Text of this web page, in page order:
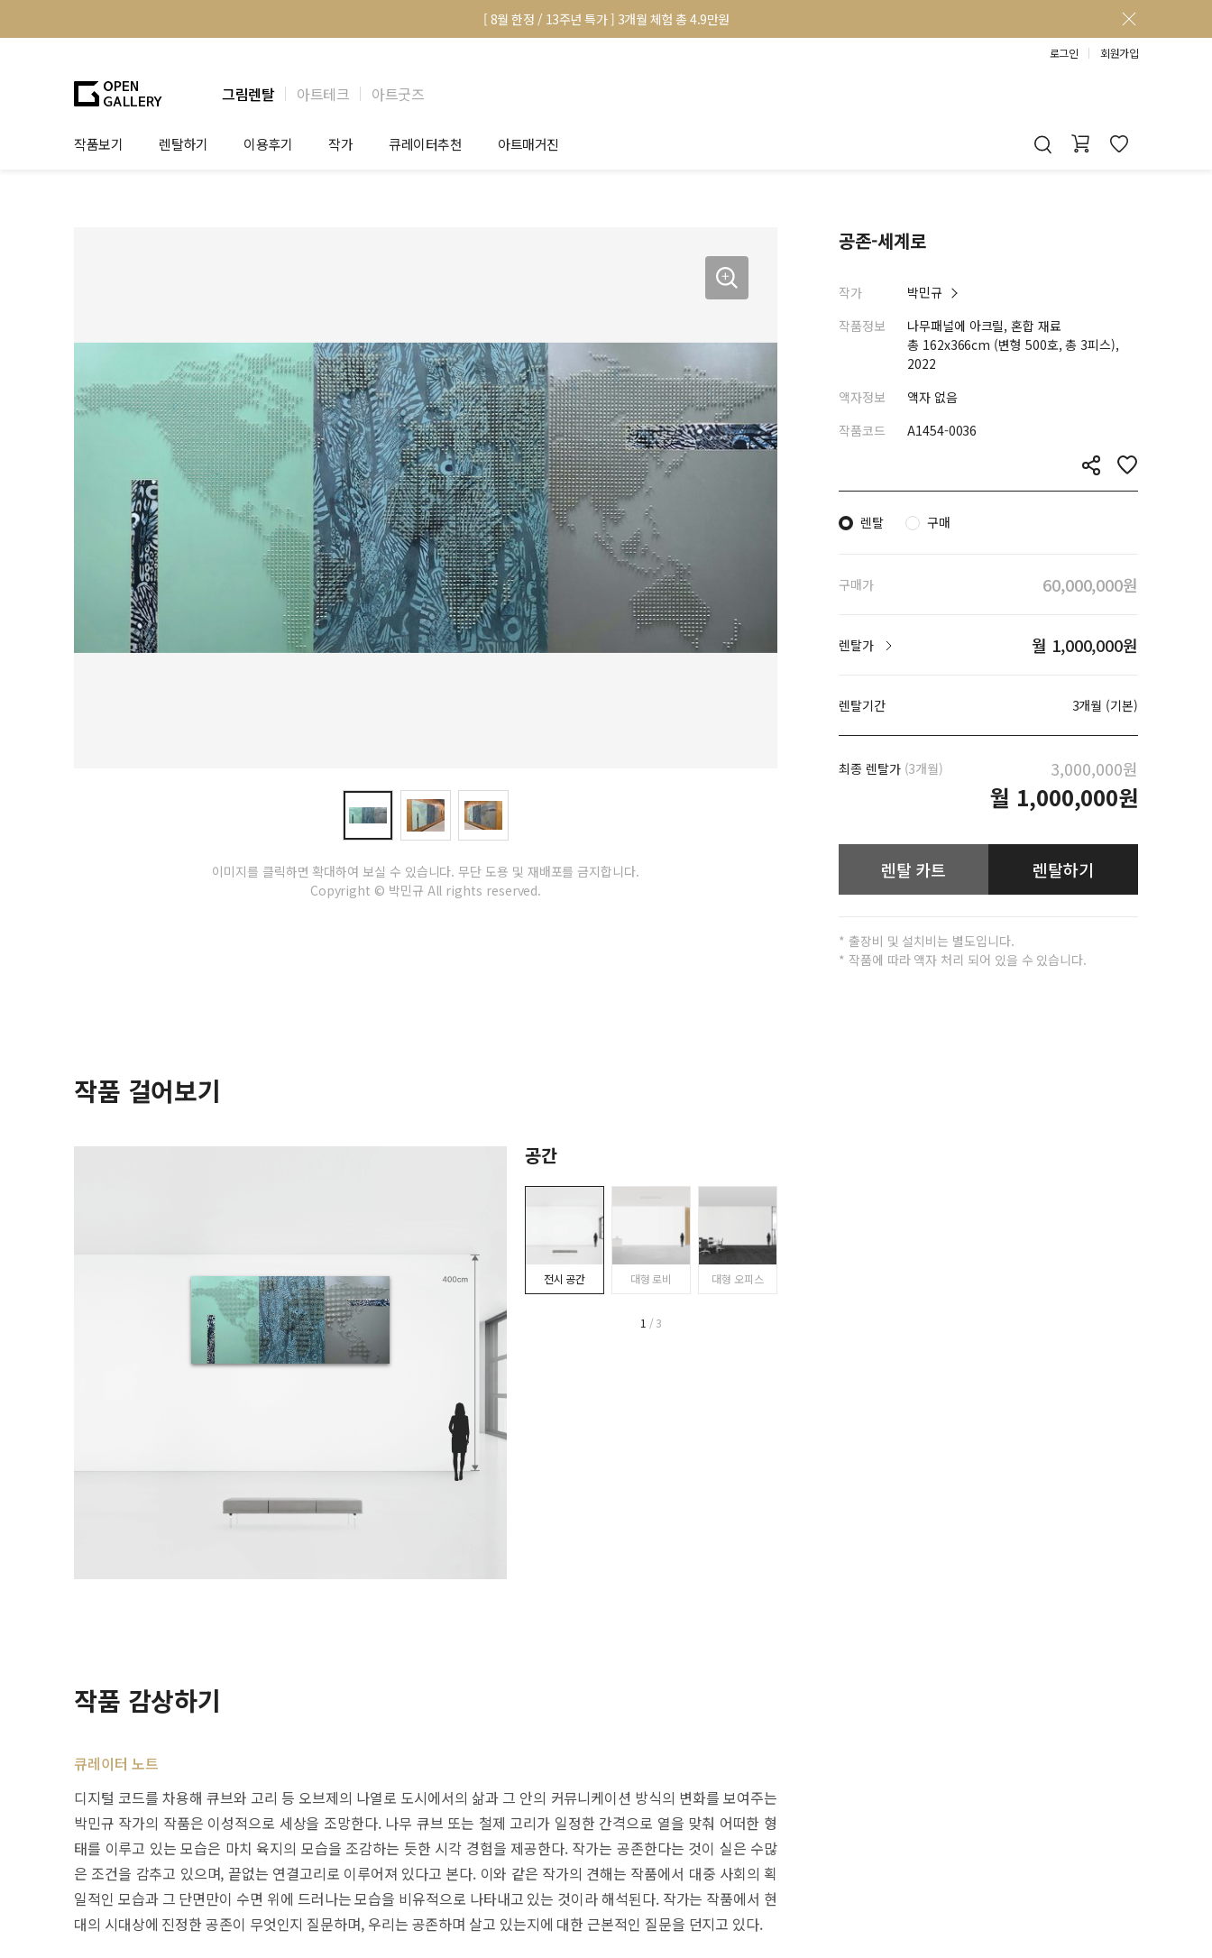
[ 8월 한정 / 13주년 특가 ] 3개월 체험 총 4.9만원
로그인 회원가입
그림렌탈 아트테크 아트굿즈
작품보기 렌탈하기 이용후기 작가 큐레이터추천 아트매거진
이미지를 클릭하면 확대하여 보실 수 있습니다. 무단 도용 및 재배포를 금지합니다.
Copyright © 박민규 All rights reserved.
공존-세계로
작가
박민규
작품정보
나무패널에 아크릴, 혼합 재료
총 162x366cm (변형 500호, 총 3피스),
2022
액자정보
액자 없음
작품코드
A1454-0036
렌탈 구매
구매가 60,000,000원
렌탈가 월 1,000,000원
렌탈기간 3개월 (기본)
최종 렌탈가(3개월) 3,000,000원
월 1,000,000원
렌탈 카트 렌탈하기
* 출장비 및 설치비는 별도입니다.
* 작품에 따라 액자 처리 되어 있을 수 있습니다.
작품 걸어보기
공간
전시 공간 대형 로비 대형 오피스
1 / 3
작품 감상하기
큐레이터 노트
디지털 코드를 차용해 큐브와 고리 등 오브제의 나열로 도시에서의 삶과 그 안의 커뮤니케이션 방식의 변화를 보여주는
박민규 작가의 작품은 이성적으로 세상을 조망한다. 나무 큐브 또는 철제 고리가 일정한 간격으로 열을 맞춰 어떠한 형
태를 이루고 있는 모습은 마치 육지의 모습을 조감하는 듯한 시각 경험을 제공한다. 작가는 공존한다는 것이 실은 수많
은 조건을 감추고 있으며, 끝없는 연결고리로 이루어져 있다고 본다. 이와 같은 작가의 견해는 작품에서 대중 사회의 획
일적인 모습과 그 단면만이 수면 위에 드러나는 모습을 비유적으로 나타내고 있는 것이라 해석된다. 작가는 작품에서 현
대의 시대상에 진정한 공존이 무엇인지 질문하며, 우리는 공존하며 살고 있는지에 대한 근본적인 질문을 던지고 있다.